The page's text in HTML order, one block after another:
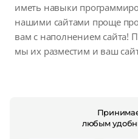
иметь навыки
нашими сайтами проще
вам с наполнением сайта!
мы их разместим и ваш
любым